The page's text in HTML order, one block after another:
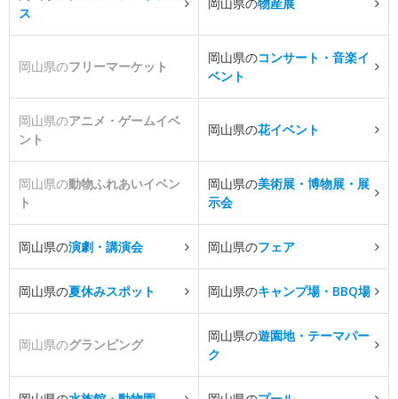
ス
岡山県の物産展
岡山県のフリーマーケット
岡山県のコンサート・音楽イ
ベント
岡山県のアニメ・ゲームイベ
ント
岡山県の花イベント
岡山県の動物ふれあいイベン
ト
岡山県の美術展・博物展・展
示会
岡山県の演劇・講演会 岡山県のフェア
岡山県の夏休みスポット 岡山県のキャンプ場・BBQ場
岡山県のグランピング
岡山県の遊園地・テーマパー
ク